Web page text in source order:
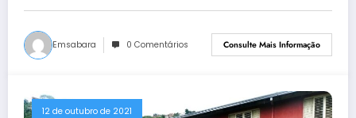
Emsabara 0 Comentários Consulte Mais Informação
12 de outubro de 2021